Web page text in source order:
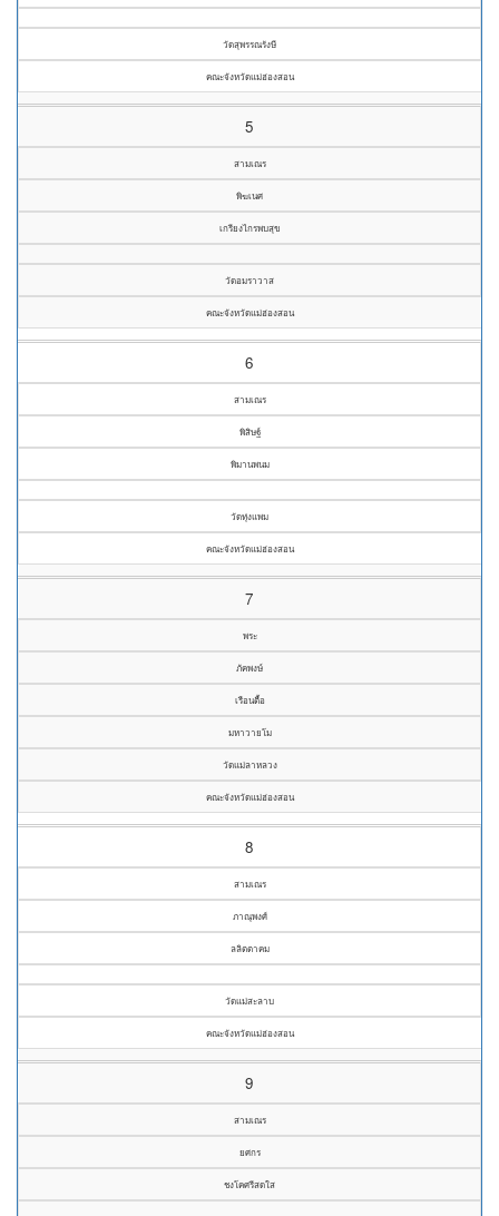
วัดสุพรรณรังษี
คณะจังหวัดแม่ฮ่องสอน
5
สามเณร
พิฆเนศ
เกรียงไกรพบสุข
วัดอมราวาส
คณะจังหวัดแม่ฮ่องสอน
6
สามเณร
พิสิษฐ์
พิมานพนม
วัดทุ่งแพม
คณะจังหวัดแม่ฮ่องสอน
7
พระ
ภัคพงษ์
เรือนตื้อ
มหาวายโม
วัดแม่ลาหลวง
คณะจังหวัดแม่ฮ่องสอน
8
สามเณร
ภาณุพงศ์
ลลิตตาคม
วัดแม่สะลาบ
คณะจังหวัดแม่ฮ่องสอน
9
สามเณร
ยศกร
ชงโคศรีสดใส